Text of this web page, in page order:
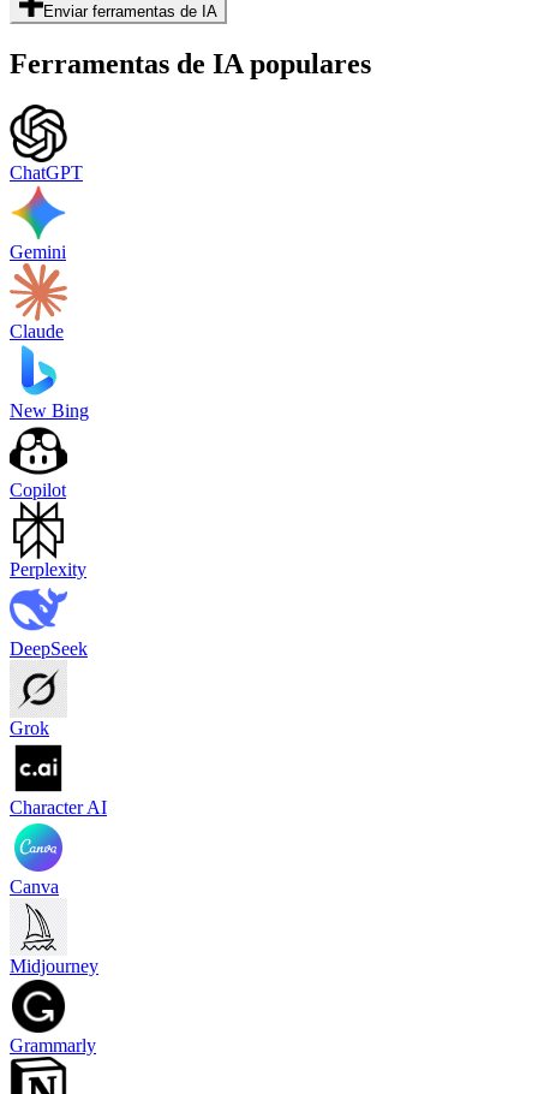
Enviar ferramentas de IA
Ferramentas de IA populares
ChatGPT
Gemini
Claude
New Bing
Copilot
Perplexity
DeepSeek
Grok
Character AI
Canva
Midjourney
Grammarly